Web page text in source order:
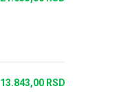
13.843,00 RSD